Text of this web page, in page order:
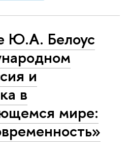
Ю.А. Белоус
и
в
мире: